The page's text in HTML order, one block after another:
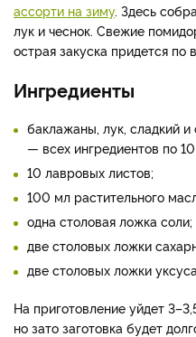
ассорти на зиму. Здесь
лук и чеснок. Свежие
острая закуска придется по
Ингредиенты
баклажаны, лук, сладкий
— всех ингредиентов по
10 лавровых листов;
100 мл растительного
одна столовая ложка соли;
две столовых ложки
две столовых ложки
На приготовление уйдет
но зато заготовка будет